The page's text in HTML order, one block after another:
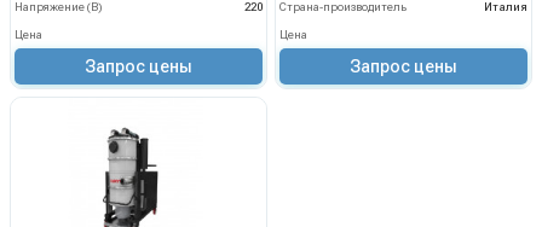
Напряжение (В)
220
Цена
Запрос цены
Страна-производитель
Италия
Цена
Запрос цены